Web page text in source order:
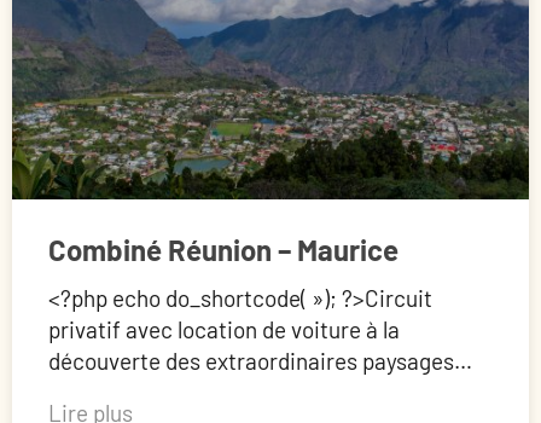
Combiné Réunion – Maurice
<?php echo do_shortcode( »); ?>Circuit
privatif avec location de voiture à la
découverte des extraordinaires paysages…
Lire plus